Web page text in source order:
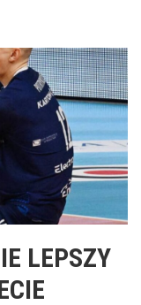
LEPSZY